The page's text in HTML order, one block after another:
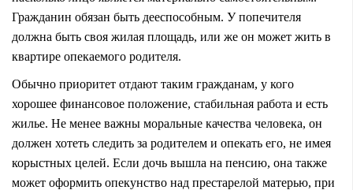
Гражданин обязан быть дееспособным. У попечителя
должна быть своя жилая площадь, или же он может жить в
квартире опекаемого родителя.
Обычно приоритет отдают таким гражданам, у кого
хорошее финансовое положение, стабильная работа и есть
жилье. Не менее важны моральные качества человека, он
должен хотеть следить за родителем и опекать его, не имея
корыстных целей. Если дочь вышла на пенсию, она также
может оформить опекунство над престарелой матерью, при